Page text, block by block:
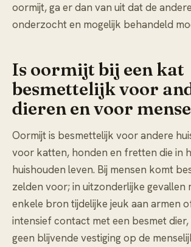
oormijt, ga er dan van uit dat de
onderzocht en mogelijk behandeld
Is oormijt bij een kat
besmettelijk voor
dieren en voor
Oormijt is besmettelijk voor andere
voor katten, honden en fretten die in
huishouden leven. Bij mensen komt
zelden voor; in uitzonderlijke gevallen
enkele bron tijdelijke jeuk aan armen
intensief contact met een besmet dier,
geen blijvende vestiging op de